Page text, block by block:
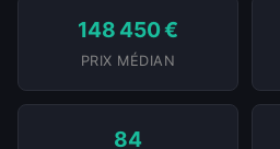
148 450 €
PRIX MÉDIAN
84